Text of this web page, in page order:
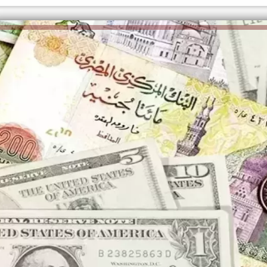
إلهام شرشر تكتب: دي مبقتش كورة..
دي سياسة
الكاتبة إلهام شرشر تهنئ الرئيس
السيسي بعيد ميلاده وتُشيد بجهوده
في بناء الدولة